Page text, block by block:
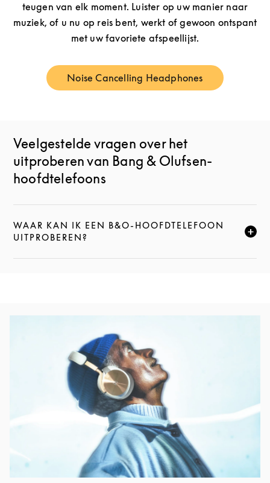
teugen van elk moment. Luister op uw manier naar
muziek, of u nu op reis bent, werkt of gewoon ontspant
met uw favoriete afspeellijst.
Noise Cancelling Headphones
Link Opens in New Tab
Veelgestelde vragen over het
uitproberen van Bang & Olufsen-
hoofdtelefoons
WAAR KAN IK EEN B&O-HOOFDTELEFOON
UITPROBEREN?
KLIK HIER OM DEZE BESCHRIJVING UIT TE